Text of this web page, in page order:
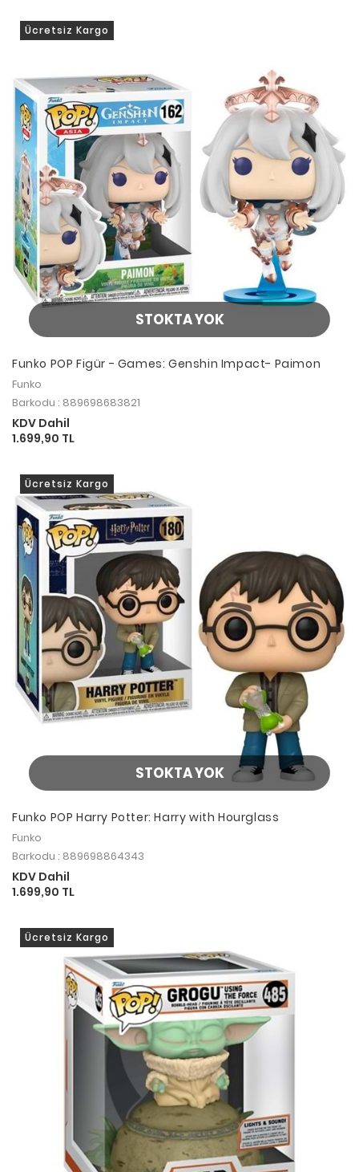
STOKTA YOK
Ücretsiz Kargo
Funko POP Figür - Games: Genshin Impact- Paimon
Funko
Barkodu : 889698683821
KDV Dahil
1.699,90 TL
STOKTA YOK
Ücretsiz Kargo
Funko POP Harry Potter: Harry with Hourglass
Funko
Barkodu : 889698864343
KDV Dahil
1.699,90 TL
Ücretsiz Kargo